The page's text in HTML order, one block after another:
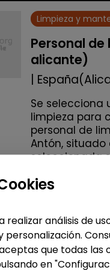
Limpieza y
Personal
alicante)
|
Se selecciona
limpieza para
personal de
Antón, situado
seleccionada
Me
accessibility_new
realizar análisis de
que todas las
en